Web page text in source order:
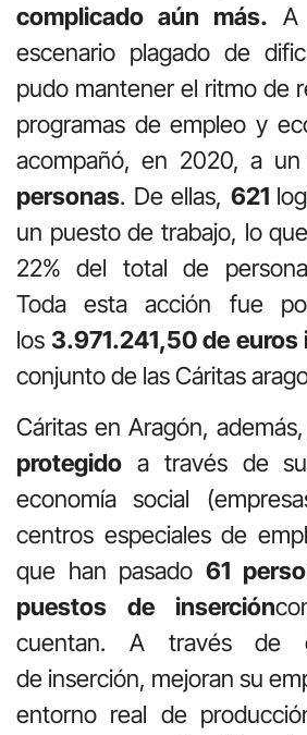
complicado aún más. A
escenario plagado de
pudo mantener el ritmo de
programas de empleo y
acompañó, en 2020, a
personas. De ellas, 621
un puesto de trabajo, lo
22% del total de
Toda esta acción fue
los 3.971.241,50 de
conjunto de las Cáritas
Cáritas en Aragón,
protegido a través de
economía social
centros especiales de
que han pasado61
puestos de inserción
cuentan. A través de
de inserción, mejoran su
entorno real de